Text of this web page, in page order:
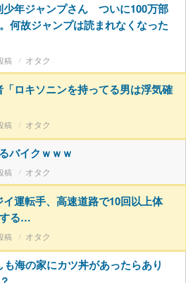
少年ジャンプさん ついに100万部
何故ジャンプは読まれなくなった
オタク
「ロキソニンを持ってる男は浮気確
オタク
バイクｗｗｗ
オタク
イ運転手、高速道路で10回以上体
る…
オタク
も海の家にカツ丼があったらあり